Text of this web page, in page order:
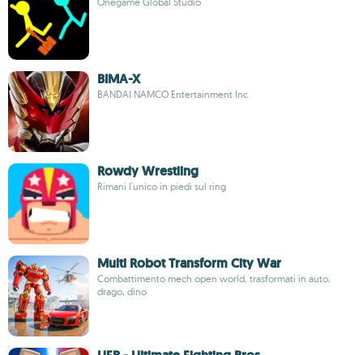
BIMA-X
BANDAI NAMCO Entertainment Inc
Rowdy Wrestling
Rimani l'unico in piedi sul ring
Multi Robot Transform City War
Combattimento mech open world, trasformati in auto,
drago, dino